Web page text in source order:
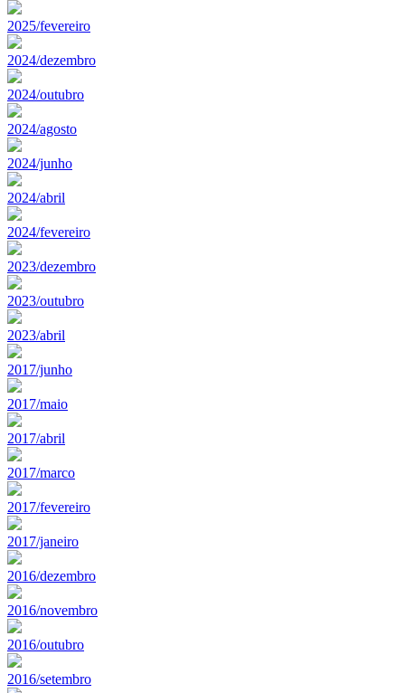
2025/fevereiro
2024/dezembro
2024/outubro
2024/agosto
2024/junho
2024/abril
2024/fevereiro
2023/dezembro
2023/outubro
2023/abril
2017/junho
2017/maio
2017/abril
2017/marco
2017/fevereiro
2017/janeiro
2016/dezembro
2016/novembro
2016/outubro
2016/setembro